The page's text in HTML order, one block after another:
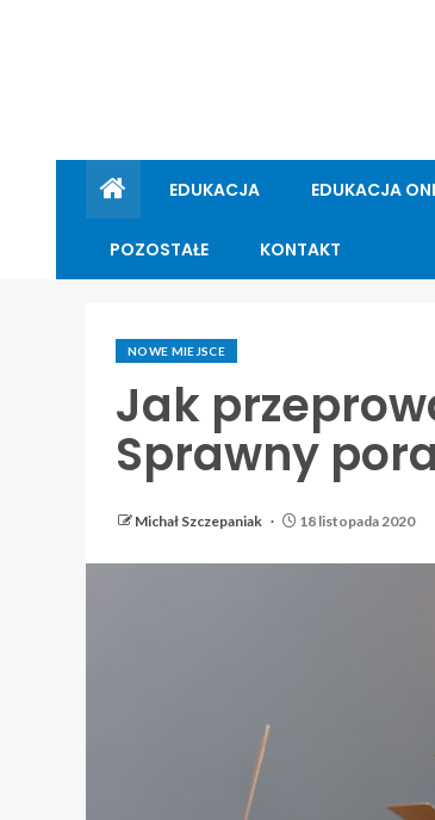
EDUKACJA EDUKACJA
POZOSTAŁE KONTAKT
NOWE MIEJSCE
Jak
Sprawny
Michał Szczepaniak 18 listopada 2020